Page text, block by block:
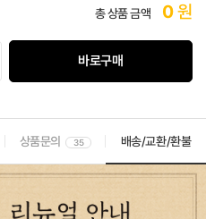
총 상품 금액 0원
바로구매
상품문의 35 배송/교환/환불